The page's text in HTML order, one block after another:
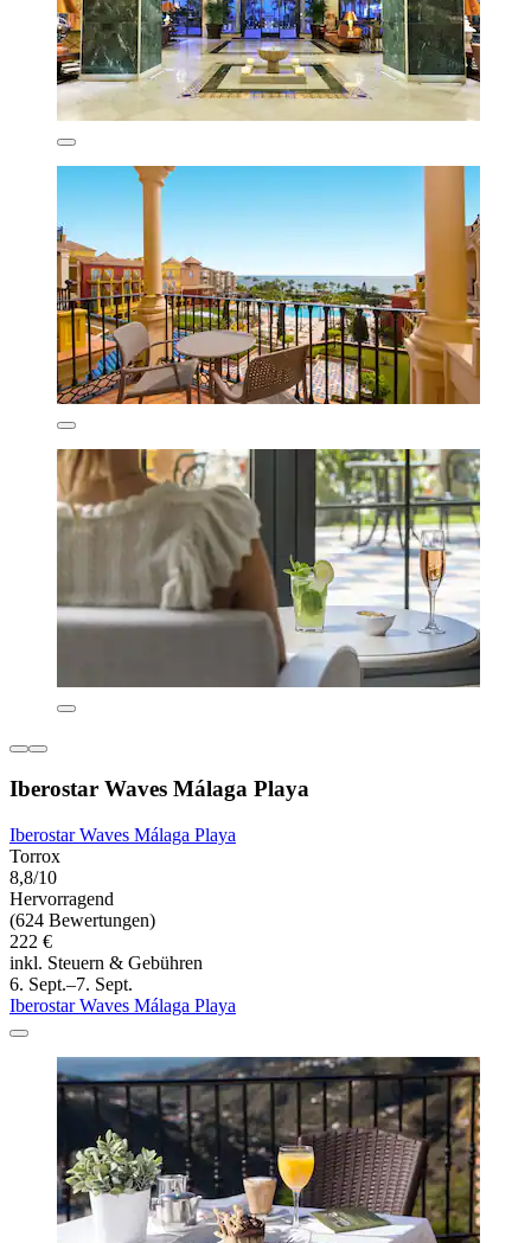
Iberostar Waves Málaga Playa
Iberostar Waves Málaga Playa
Torrox
8,8/10
Hervorragend
(624 Bewertungen)
222 €
inkl. Steuern & Gebühren
6. Sept.–7. Sept.
Iberostar Waves Málaga Playa